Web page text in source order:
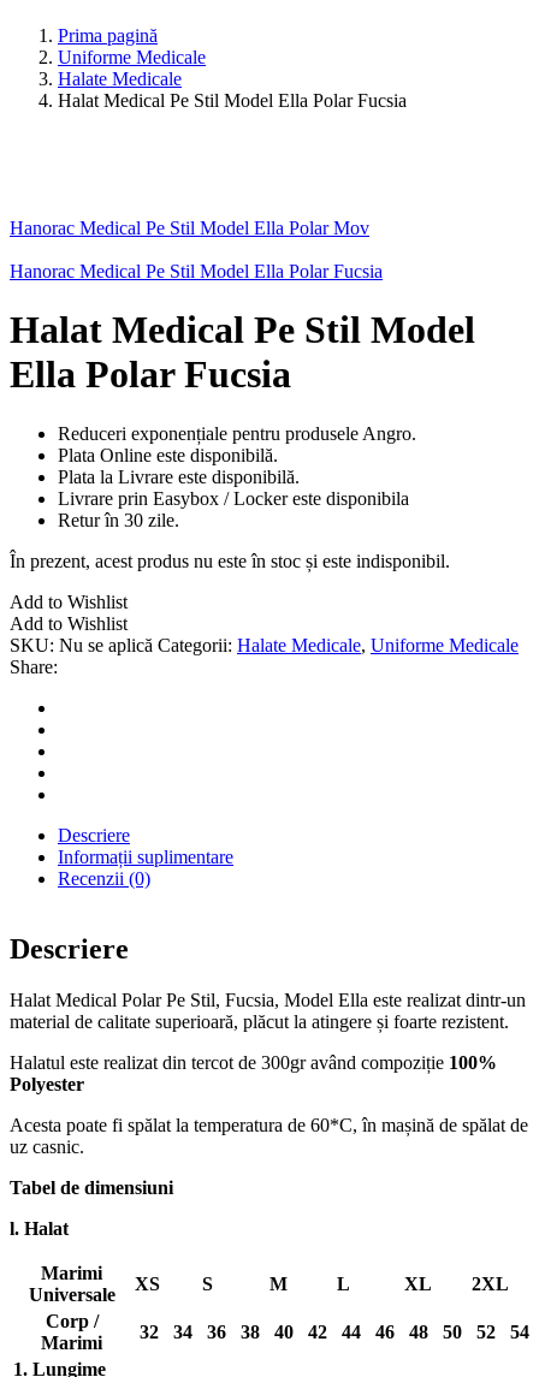
Prima pagină
Uniforme Medicale
Halate Medicale
Halat Medical Pe Stil Model Ella Polar Fucsia
Hanorac Medical Pe Stil Model Ella Polar Mov
Hanorac Medical Pe Stil Model Ella Polar Fucsia
Halat Medical Pe Stil Model
Ella Polar Fucsia
Reduceri exponențiale pentru produsele Angro.
Plata Online este disponibilă.
Plata la Livrare este disponibilă.
Livrare prin Easybox / Locker este disponibila
Retur în 30 zile.
În prezent, acest produs nu este în stoc și este indisponibil.
Add to Wishlist
Add to Wishlist
SKU: Nu se aplică Categorii: Halate Medicale, Uniforme Medicale
Share:
Descriere
Informații suplimentare
Recenzii (0)
Descriere
Halat Medical Polar Pe Stil, Fucsia, Model Ella este realizat dintr-un
material de calitate superioară, plăcut la atingere și foarte rezistent.
Halatul este realizat din tercot de 300gr având compoziție 100%
Polyester
Acesta poate fi spălat la temperatura de 60*C, în mașină de spălat de
uz casnic.
Tabel de dimensiuni
l. Halat
Marimi
Universale
XS S M L XL
2XL
Corp /
Marimi
32 34 36 38 40 42 44 46 48 50 52
54
1. Lungime